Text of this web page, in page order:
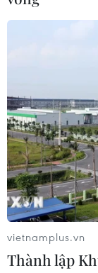
vietnamplus.vn
Thành lập